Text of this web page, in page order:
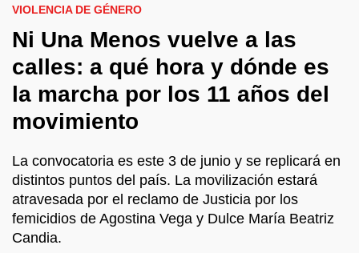
VIOLENCIA DE GÉNERO
Ni Una Menos vuelve a las
calles: a qué hora y dónde es
la marcha por los 11 años del
movimiento
La convocatoria es este 3 de junio y se replicará en
distintos puntos del país. La movilización estará
atravesada por el reclamo de Justicia por los
femicidios de Agostina Vega y Dulce María Beatriz
Candia.